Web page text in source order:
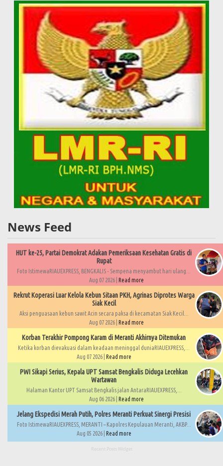
News Feed
HUT ke-25, Partai Demokrat Adakan Pemeriksaan Kesehatan Gratis di
Rupat
Foto IstimewaRIAUEXPRESS, BENGKALIS - Sempena menyambut hari ulang...
Aug 07 2026 | Read more
Rekrut Koperasi Luar Kelola Kebun Sitaan PKH, Agrinas Diprotes Warga
Siak Kecil
Aksi penguasaan kebun sawit Acin secara paksa di kecamatan Siak Kecil...
Aug 07 2026 | Read more
Korban Terakhir Pompong Karam di Meranti Akhirnya Ditemukan
Ketika korban dievakuasi dalam keadaan meninggal duniaRIAUEXPRESS,...
Aug 07 2026 | Read more
PWI Sikapi Serius, Kepala UPT Samsat Bengkalis Diduga Lecehkan
Wartawan
Halaman Kantor UPT Samsat Bengkalis jalan AntaraRIAUEXPRESS,...
Aug 06 2026 | Read more
Jelang Ekspedisi Merah Putih, Polres Meranti Perkuat Sinergi Presisi
Foto IstimewaRIAUEXPRESS, MERANTI – Kapolres Kepulauan Meranti, AKBP...
Aug 05 2026 | Read more
Recent Posts Widget